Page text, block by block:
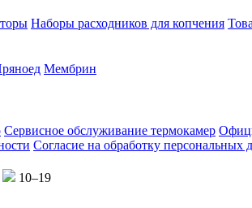
Наборы расходников для копчения
Мембрин
Сервисное обслуживание термокамер
Согласие на обработку персональных
10–19